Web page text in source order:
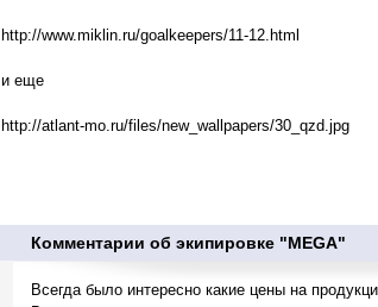
http://www.miklin.ru/goalkeepers/11-12.html
и еще
http://atlant-mo.ru/files/new_wallpapers/30_qzd.jpg
Комментарии об экипировке "MEGA"
Всегда было интересно какие цены на